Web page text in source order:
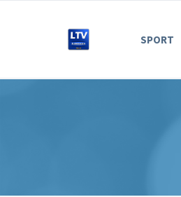
SPORT